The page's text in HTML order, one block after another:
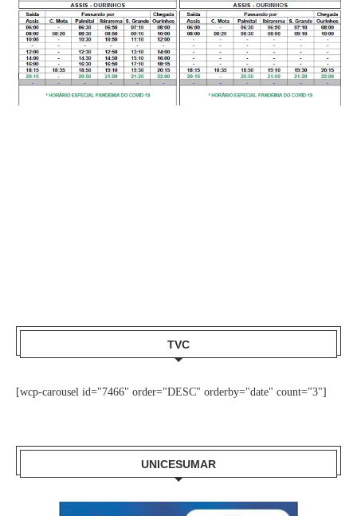
TVC
[wcp-carousel id="7466" order="DESC" orderby="date" count="3"]
UNICESUMAR